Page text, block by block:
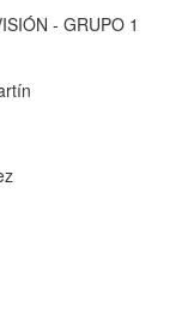
- GRUPO 1